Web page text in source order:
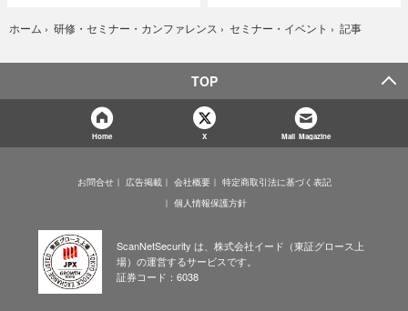
ホーム › 研修・セミナー・カンファレンス › セミナー・イベント › 記事
TOP
Home X Mail Magazine
お問合せ 広告掲載 会社概要
特定商取引法に基づく表記
個人情報保護方針
ScanNetSecurity は、株式会社イード（東証グロース上
場）の運営するサービスです。
証券コード：6038